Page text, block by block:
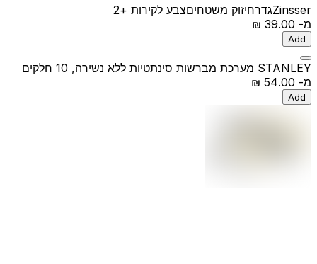
Zinsserגדרחיזוק משטחיםצבע לקירות +2
מ-
Add
STANLEY מערכת מברשות סינתטיות ללא נשירה, 10 חלקים
מ-
Add